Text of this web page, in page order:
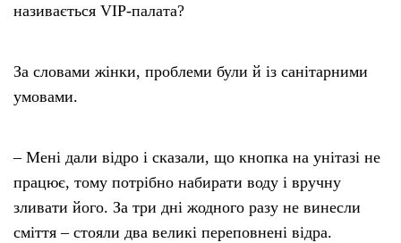
називається VIP-палата?
За словами жінки, проблеми були й із санітарними
умовами.
– Мені дали відро і сказали, що кнопка на унітазі не
працює, тому потрібно набирати воду і вручну
зливати його. За три дні жодного разу не винесли
сміття – стояли два великі переповнені відра.